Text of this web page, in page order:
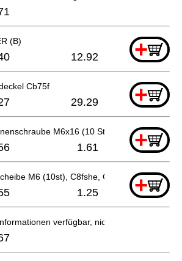
(B) +
12.92
Cb75f +
29.29
M6x16 (10 St), C8fshe+
1.61
M6 (10st), C8fshe, C8fse, Cg18dal, C
+
1.25
verfügbar, nicht bestellbar